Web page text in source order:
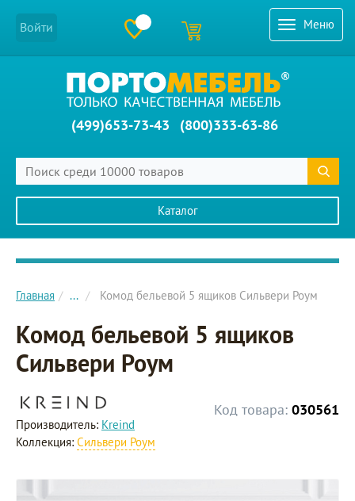
Меню
Войти
(499)653-73-43 (800)333-63-86
Каталог
Главное меню сайта
Главная ... Комод бельевой 5 ящиков Сильвери Роум
Комод бельевой 5 ящиков
Сильвери Роум
Код товара: 030561
Производитель: Kreind
Коллекция: Сильвери Роум